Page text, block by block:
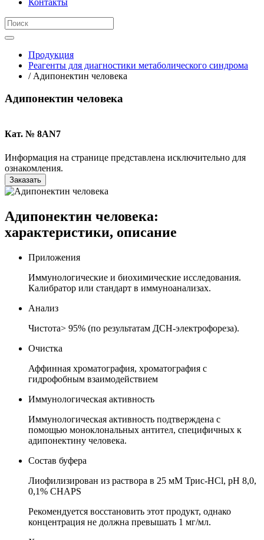
Продукция
Реагенты для диагностики метаболического синдрома
/ Адипонектин человека
Адипонектин человека
Кат. № 8AN7
Информация на странице представлена исключительно для
ознакомления.
Заказать
Адипонектин человека:
характеристики, описание
Приложения
Иммунологические и биохимические исследования.
Калибратор или стандарт в иммуноанализах.
Анализ
Чистота> 95% (по результатам ДСН-электрофореза).
Очистка
Аффинная хроматография, хроматография с
гидрофобным взаимодействием
Иммунологическая активность
Иммунологическая активность подтверждена с
помощью моноклональных антител, специфичных к
адипонектину человека.
Состав буфера
Лиофилизирован из раствора в 25 мМ Трис-HCl, pH 8,0,
0,1% CHAPS
Рекомендуется восстановить этот продукт, однако
концентрация не должна превышать 1 мг/мл.